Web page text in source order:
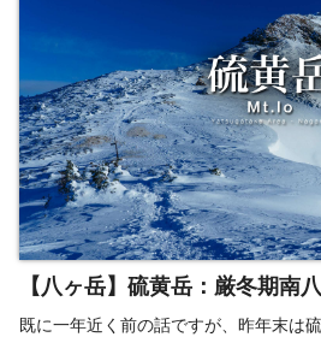
【八ヶ岳】硫黄岳：厳冬期南
既に一年近く前の話ですが、昨年末は